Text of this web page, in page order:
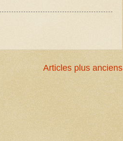
Articles plus anciens